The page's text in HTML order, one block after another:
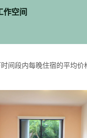
工作空间
间段内每晚住宿的平均价